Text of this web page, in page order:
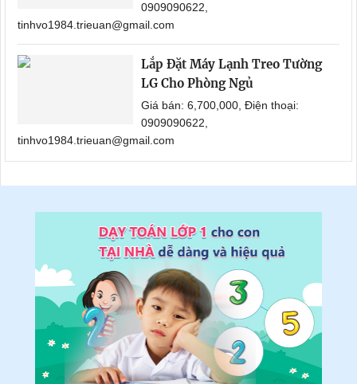
0909090622,
tinhvo1984.trieuan@gmail.com
Lắp Đặt Máy Lạnh Treo Tường
LG Cho Phòng Ngủ
Giá bán: 6,700,000, Điện thoại:
0909090622,
tinhvo1984.trieuan@gmail.com